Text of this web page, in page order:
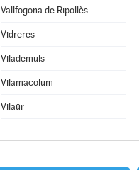
Vallfogona de Ripollès
Vidreres
Vilademuls
Vilamacolum
Vilaür